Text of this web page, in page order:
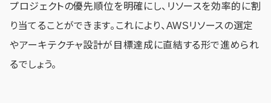
プロジェクトの優先順位を明確にし、リソースを効率的に割
り当てることができます。これにより、AWSリソースの選定
やアーキテクチャ設計が目標達成に直結する形で進められ
るでしょう。